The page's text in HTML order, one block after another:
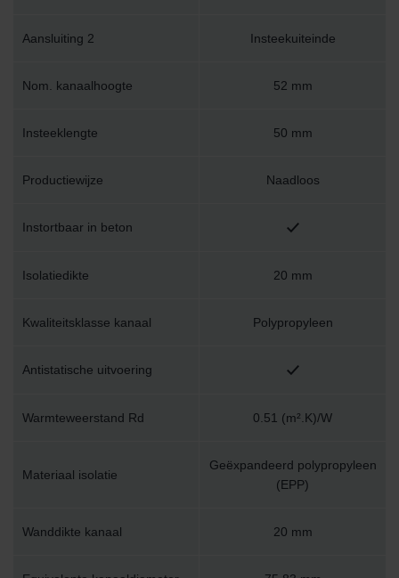
Aansluiting 2 Insteekuiteinde
Nom. kanaalhoogte 52 mm
Insteeklengte 50 mm
Productiewijze Naadloos
Instortbaar in beton
Isolatiedikte 20 mm
Kwaliteitsklasse kanaal Polypropyleen
Antistatische uitvoering
Warmteweerstand Rd 0.51 (m².K)/W
Materiaal isolatie
Geëxpandeerd polypropyleen
(EPP)
Wanddikte kanaal 20 mm